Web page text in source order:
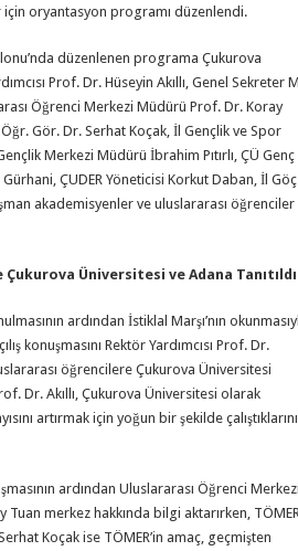
için oryantasyon programı düzenlendi.
düzenlenen programa Çukurova
Prof. Dr. Hüseyin Akıllı, Genel Sekreter
Öğrenci Merkezi Müdürü Prof. Dr. Koray
Gör. Dr. Serhat Koçak, İl Gençlik ve Spor
Merkezi Müdürü İbrahim Pıtırlı, ÇÜ Genç
ÇUDER Yöneticisi Korkut Daban, İl Göç
akademisyenler ve uluslararası öğrenciler
Çukurova Üniversitesi ve Adana Tanıtıldı
ardından İstiklal Marşı’nın
konuşmasını Rektör Yardımcısı Prof. Dr.
öğrencilere Çukurova Üniversitesi
Dr. Akıllı, Çukurova Üniversitesi olarak
artırmak için yoğun bir şekilde çalıştıklarını
ardından Uluslararası Öğrenci Merkezi
merkez hakkında bilgi aktarırken, TÖMER
Koçak ise TÖMER’in amaç, geçmişten